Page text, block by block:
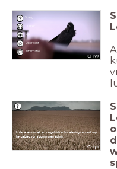
Kijk
Opdracht
Informatie
Vraag
Luister
In deze les ontdek je hoe geluid de filmbeleving versterkt op
het gebied van spanning en schrik.